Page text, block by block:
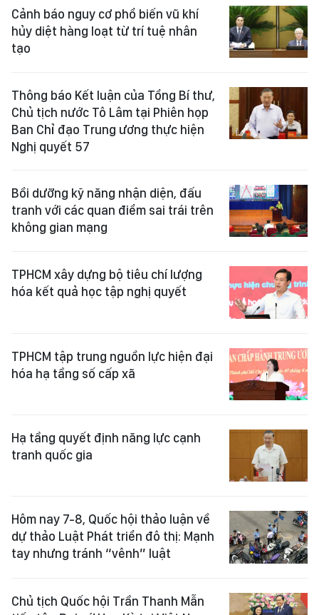
Cảnh báo nguy cơ phổ biến vũ khí
hủy diệt hàng loạt từ trí tuệ nhân
tạo
Thông báo Kết luận của Tổng Bí thư,
Chủ tịch nước Tô Lâm tại Phiên họp
Ban Chỉ đạo Trung ương thực hiện
Nghị quyết 57
Bồi dưỡng kỹ năng nhận diện, đấu
tranh với các quan điểm sai trái trên
không gian mạng
TPHCM xây dựng bộ tiêu chí lượng
hóa kết quả học tập nghị quyết
TPHCM tập trung nguồn lực hiện đại
hóa hạ tầng số cấp xã
Hạ tầng quyết định năng lực cạnh
tranh quốc gia
Hôm nay 7-8, Quốc hội thảo luận về
dự thảo Luật Phát triển đô thị: Mạnh
tay nhưng tránh “vênh” luật
Chủ tịch Quốc hội Trần Thanh Mẫn